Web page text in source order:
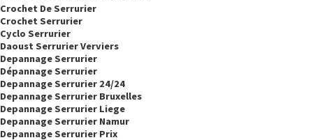
Crochet De Serrurier
Crochet Serrurier
Cyclo Serrurier
Daoust Serrurier Verviers
Depannage Serrurier
Dépannage Serrurier
Depannage Serrurier 24/24
Depannage Serrurier Bruxelles
Depannage Serrurier Liege
Depannage Serrurier Namur
Depannage Serrurier Prix